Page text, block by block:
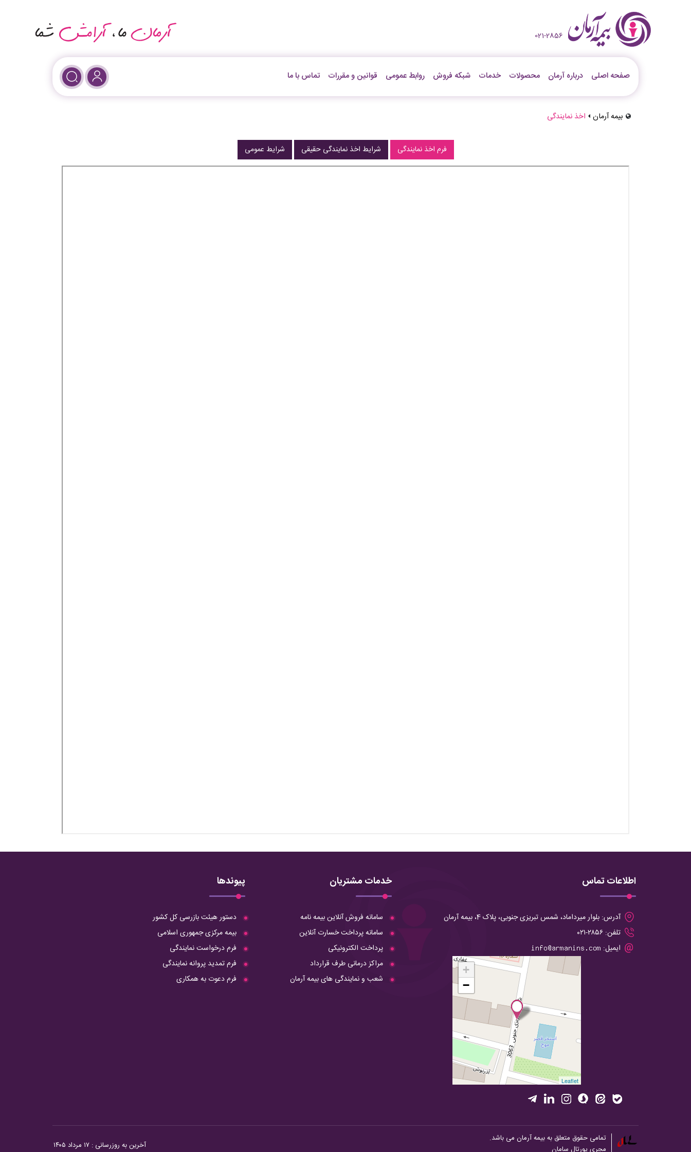
021-2856
صفحه اصلی درباره آرمان محصولات خدمات شبکه فروش روابط عمومی قوانین و مقررات تماس با ما
بیمه آرمان اخذ نمایندگی
فرم اخذ نمایندگی شرایط اخذ نمایندگی حقیقی شرایط عمومی
اطلاعات تماس
آدرس: بلوار میرداماد، شمس تبریزی جنوبی، پلاک 4، بیمه آرمان
تلفن: ۲۸۵۶-۰۲۱
ایمیل:
+
−
Leaflet
خدمات مشتریان
سامانه فروش آنلاین بیمه نامه
سامانه پرداخت خسارت آنلاین
پرداخت الکترونیکی
مراکز درمانی طرف قرارداد
شعب و نمایندگی های بیمه آرمان
پیوندها
دستور هیئت بازرسی کل کشور
بیمه مرکزی جمهوری اسلامی
فرم درخواست نمایندگی
فرم تمدید پروانه نمایندگی
فرم دعوت به همکاری
تمامی حقوق متعلق به بیمه آرمان می باشد.
مجریپورتال سامان آخرین به روزرسانی : ۱۷ مرداد ۱۴۰۵